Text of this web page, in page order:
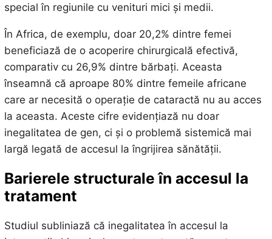
special în regiunile cu venituri mici și medii.
În Africa, de exemplu, doar 20,2% dintre femei
beneficiază de o acoperire chirurgicală efectivă,
comparativ cu 26,9% dintre bărbați. Aceasta
înseamnă că aproape 80% dintre femeile africane
care ar necesită o operație de cataractă nu au acces
la aceasta. Aceste cifre evidențiază nu doar
inegalitatea de gen, ci și o problemă sistemică mai
largă legată de accesul la îngrijirea sănătății.
Barierele structurale în accesul la
tratament
Studiul subliniază că inegalitatea în accesul la